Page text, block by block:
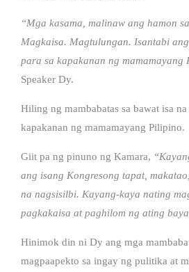
“Mga kasama, malinaw ang hamon
Magkaisa. Magtulungan. Isantabi
para sa kapakanan ng mamamayang
Speaker Dy.
Hiling ng mambabatas sa bawat isa
kapakanan ng mamamayang Pilipino.
Giit pa ng pinuno ng Kamara,
ang isang Kongresong tapat,
na nagsisilbi. Kayang-kaya nating
pagkakaisa at paghilom ng ating
Hinimok din ni Dy ang mga
magpaapekto sa ingay ng pulitika at